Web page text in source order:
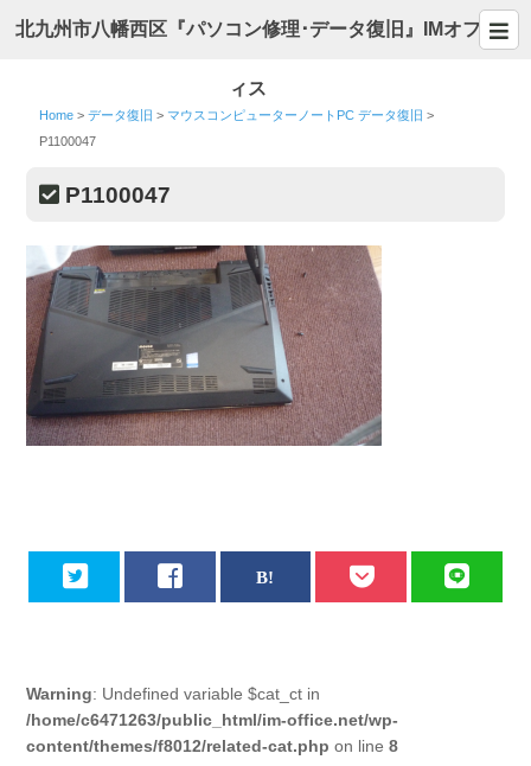
北九州市八幡西区『パソコン修理･データ復旧』IMオフ
ィス
Home >データ復旧 > マウスコンピューターノートPC データ復旧 >
P1100047
P1100047
Warning: Undefined variable $cat_ct in
/home/c6471263/public_html/im-office.net/wp-
content/themes/f8012/related-cat.php on line8